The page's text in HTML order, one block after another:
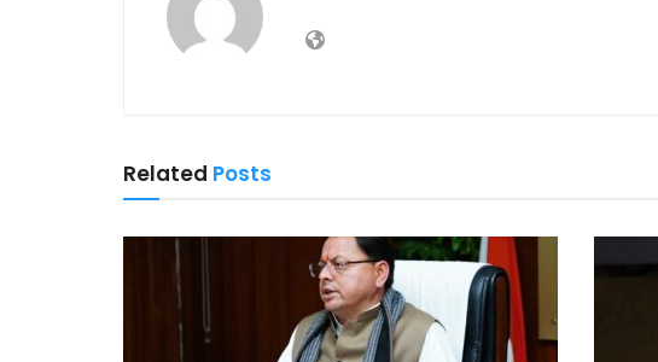
Related Posts